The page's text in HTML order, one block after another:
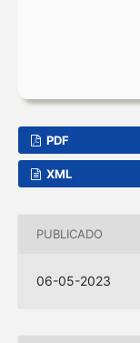
PDF
XML
PUBLICADO
06-05-2023